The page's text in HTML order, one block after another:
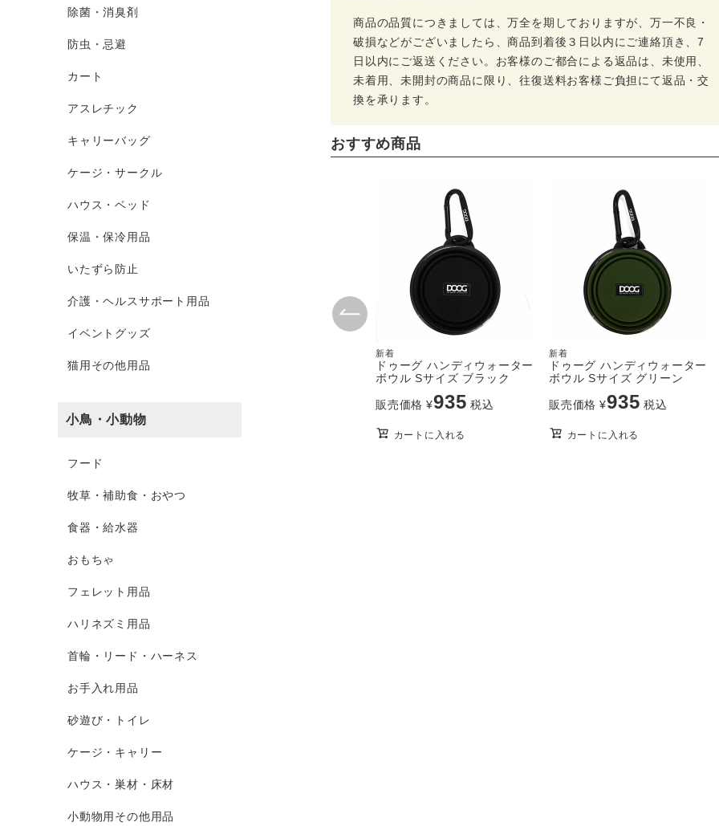
除菌・消臭剤
防虫・忌避
カート
アスレチック
キャリーバッグ
ケージ・サークル
ハウス・ベッド
保温・保冷用品
いたずら防止
介護・ヘルスサポート用品
イベントグッズ
猫用その他用品
小鳥・小動物
フード
牧草・補助食・おやつ
食器・給水器
おもちゃ
フェレット用品
ハリネズミ用品
首輪・リード・ハーネス
お手入れ用品
砂遊び・トイレ
ケージ・キャリー
ハウス・巣材・床材
小動物用その他用品
商品の品質につきましては、万全を期しておりますが、万一不良・
破損などがございましたら、商品到着後３日以内にご連絡頂き、7
日以内にご返送ください。お客様のご都合による返品は、未使用、
未着用、未開封の商品に限り、往復送料お客様ご負担にて返品・交
換を承ります。
おすすめ商品
新着
ドゥーグ ハンディウォーター
ボウル Sサイズ ブラック
販売価格 ¥935 税込
カートに入れる
新着
ドゥーグ ハンディウォーター
ボウル Sサイズ グリーン
販売価格 ¥935 税込
カートに入れる